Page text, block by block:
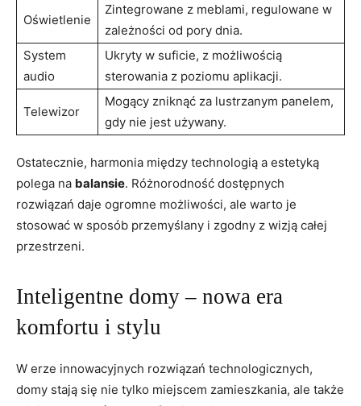
Oświetlenie
Zintegrowane ​z meblami, regulowane w
zależności ‍od pory dnia.
System
audio
Ukryty w suficie, z możliwością
sterowania z poziomu aplikacji.
Telewizor
Mogący ​zniknąć za ⁣lustrzanym panelem,
gdy nie jest używany.
Ostatecznie,⁣ harmonia między technologią a estetyką
polega na balansie. Różnorodność dostępnych
rozwiązań daje ogromne możliwości,⁤ ale warto je
stosować ​w​ sposób przemyślany i zgodny z ⁢wizją całej
przestrzeni.
Inteligentne domy – nowa era
komfortu i stylu
W erze innowacyjnych rozwiązań‍ technologicznych,
domy stają się nie tylko miejscem zamieszkania, ale także